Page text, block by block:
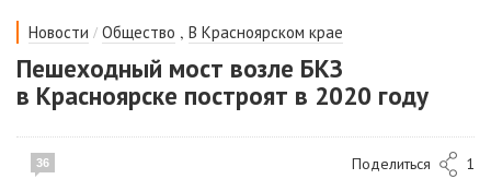
Новости / Общество , В Красноярском крае
Пешеходный мост возле БКЗ
в Красноярске построят в 2020 году
36 Поделиться 1